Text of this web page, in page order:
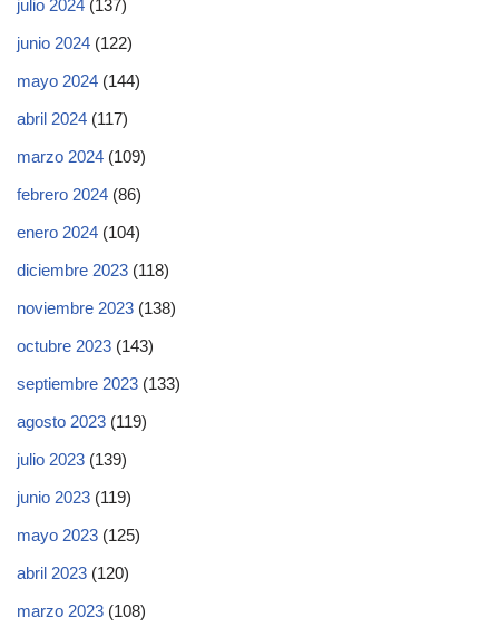
julio 2024 (137)
junio 2024 (122)
mayo 2024 (144)
abril 2024 (117)
marzo 2024 (109)
febrero 2024 (86)
enero 2024 (104)
diciembre 2023 (118)
noviembre 2023 (138)
octubre 2023 (143)
septiembre 2023 (133)
agosto 2023 (119)
julio 2023 (139)
junio 2023 (119)
mayo 2023 (125)
abril 2023 (120)
marzo 2023 (108)